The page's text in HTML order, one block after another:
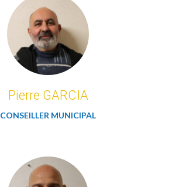
Pierre GARCIA
CONSEILLER MUNICIPAL